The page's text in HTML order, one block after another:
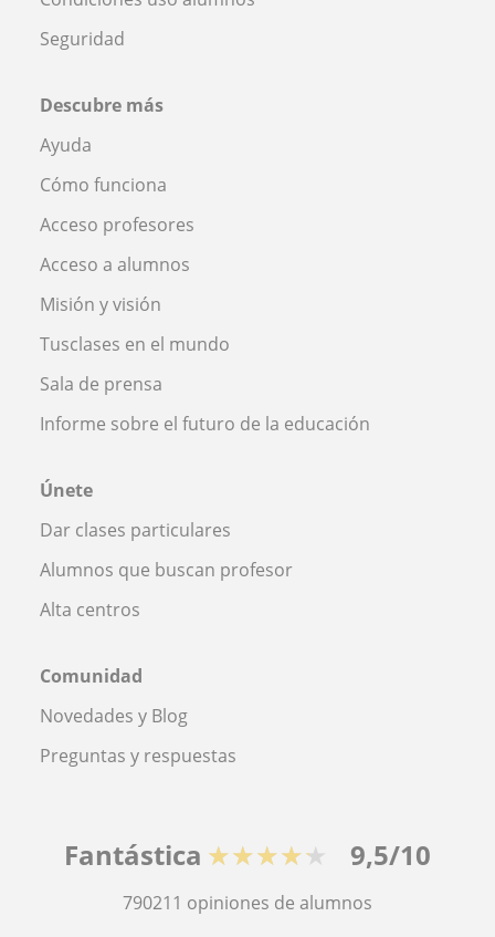
Seguridad
Descubre más
Ayuda
Cómo funciona
Acceso profesores
Acceso a alumnos
Misión y visión
Tusclases en el mundo
Sala de prensa
Informe sobre el futuro de la educación
Únete
Dar clases particulares
Alumnos que buscan profesor
Alta centros
Comunidad
Novedades y Blog
Preguntas y respuestas
Fantástica ★★★★★ 9,5/10
790211 opiniones de alumnos